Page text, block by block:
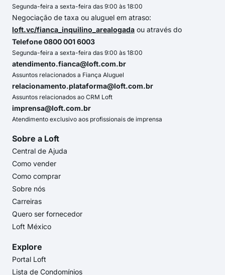
Segunda-feira a sexta-feira das 9:00 às 18:00
Negociação de taxa ou aluguel em atraso:
loft.vc/fianca_inquilino_arealogada ou através do
Telefone 0800 001 6003
Segunda-feira a sexta-feira das 9:00 às 18:00
atendimento.fianca@loft.com.br
Assuntos relacionados a Fiança Aluguel
relacionamento.plataforma@loft.com.br
Assuntos relacionados ao CRM Loft
imprensa@loft.com.br
Atendimento exclusivo aos profissionais de imprensa
Sobre a Loft
Central de Ajuda
Como vender
Como comprar
Sobre nós
Carreiras
Quero ser fornecedor
Loft México
Explore
Portal Loft
Lista de Condomínios